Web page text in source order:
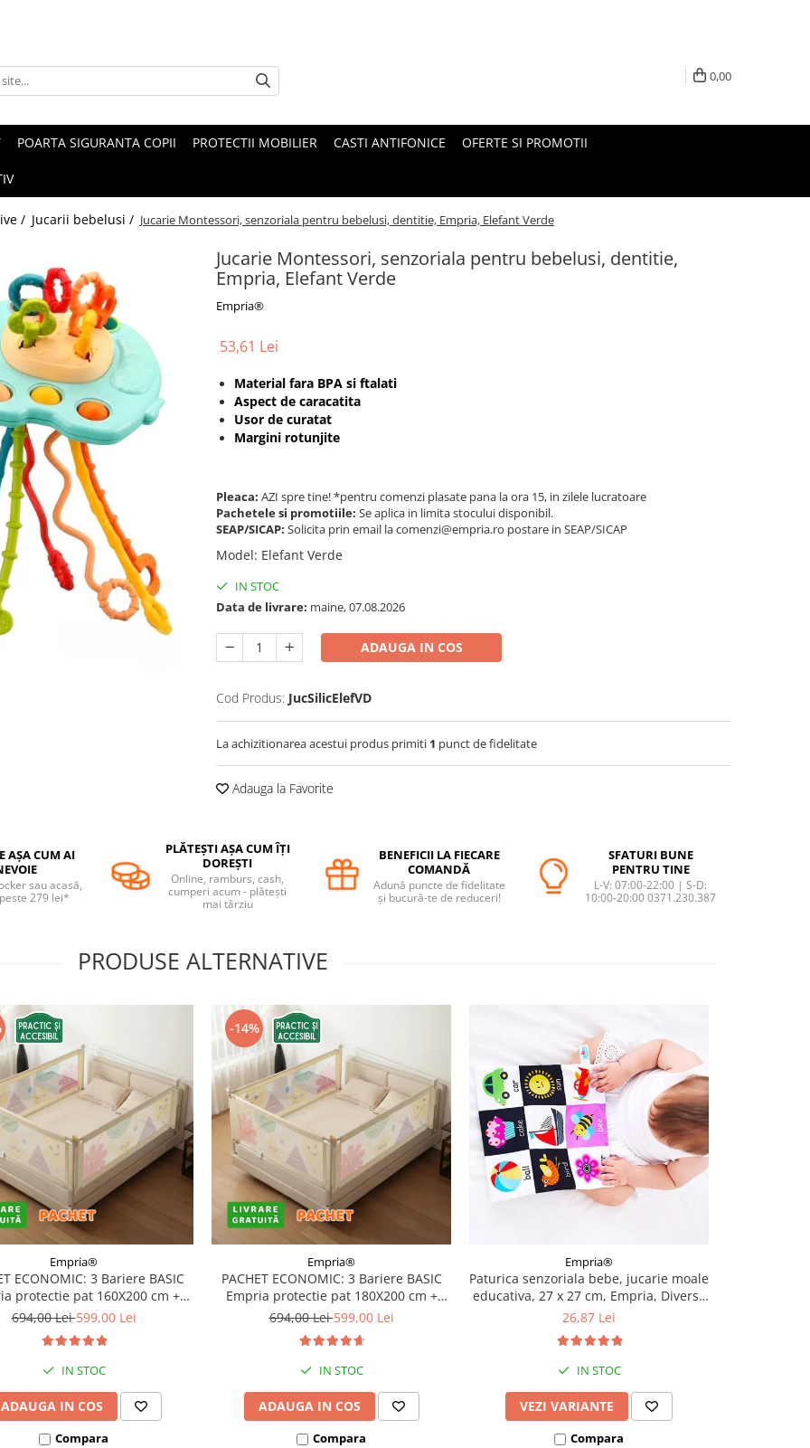
0,00
POARTA SIGURANTA COPII PROTECTII MOBILIER CASTI ANTIFONICE OFERTE SI PROMOTII
/ Jucarii bebelusi / Jucarie Montessori, senzoriala pentru bebelusi, dentitie, Empria, Elefant Verde
Jucarie Montessori, senzoriala pentru bebelusi, dentitie,
Empria, Elefant Verde
Empria®
53,61 Lei
Material fara BPA si ftalati
Aspect de caracatita
Usor de curatat
Margini rotunjite
Pleaca: AZI spre tine! *pentru comenzi plasate pana la ora 15, in zilele lucratoare
Pachetele si promotiile: Se aplica in limita stocului disponibil.
SEAP/SICAP: Solicita prin email la comenzi@empria.ro postare in SEAP/SICAP
Model: Elefant Verde
IN STOC
Data de livrare: maine, 07.08.2026
ADAUGA IN COS
Cod Produs: JucSilicElefVD
La achizitionarea acestui produs primiti 1 punct de fidelitate
Adauga la Favorite
AȘA CUM AI
sau acasă,
279 lei*
PLĂTEȘTI AȘA CUM ÎȚI
DOREȘTI
Online, ramburs, cash,
cumperi acum - plătești
mai târziu
BENEFICII LA FIECARE
COMANDĂ
Adună puncte de fidelitate
și bucură-te de reduceri!
SFATURI BUNE
PENTRU TINE
L-V: 07:00-22:00 | S-D:
10:00-20:00 0371.230.387
PRODUSE ALTERNATIVE
Empria®
ECONOMIC: 3 Bariere BASIC
protectie pat 160X200 cm +
bara stabilizatoare
694,00 Lei599,00 Lei
IN STOC
ADAUGA IN COS
Compara
-14%
Empria®
PACHET ECONOMIC: 3 Bariere BASIC
Empria protectie pat 180X200 cm +
bara stabilizatoare
694,00 Lei599,00 Lei
IN STOC
ADAUGA IN COS
Compara
Empria®
Paturica senzoriala bebe, jucarie moale
educativa, 27 x 27 cm, Empria, Diverse
modele
26,87 Lei
IN STOC
VEZI VARIANTE
Compara